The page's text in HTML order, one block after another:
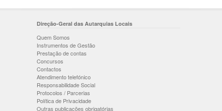
Direção-Geral das Autarquias Locais
Quem Somos
Instrumentos de Gestão
Prestação de contas
Concursos
Contactos
Atendimento telefónico
Responsabilidade Social
Protocolos / Parcerias
Política de Privacidade
Outras publicações obrigatórias